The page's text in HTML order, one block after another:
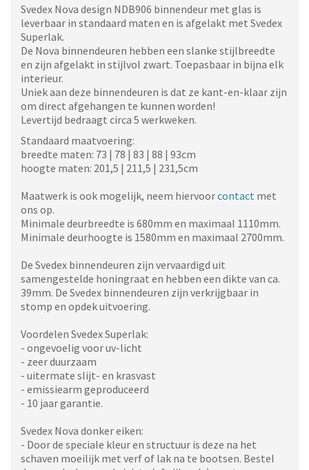
Svedex Nova design NDB906 binnendeur met glas is
leverbaar in standaard maten en is afgelakt met Svedex
Superlak.
De Nova binnendeuren hebben een slanke stijlbreedte
en zijn afgelakt in stijlvol zwart. Toepasbaar in bijna elk
interieur.
Uniek aan deze binnendeuren is dat ze kant-en-klaar zijn
om direct afgehangen te kunnen worden!
Levertijd bedraagt circa 5 werkweken.
Standaard maatvoering:
breedte maten: 73 | 78 | 83 | 88 | 93cm
hoogte maten: 201,5 | 211,5 | 231,5cm
Maatwerk is ook mogelijk, neem hiervoorcontact met
ons op.
Minimale deurbreedte is 680mm en maximaal 1110mm.
Minimale deurhoogte is 1580mm en maximaal 2700mm.
De Svedex binnendeuren zijn vervaardigd uit
samengestelde honingraat en hebben een dikte van ca.
39mm. De Svedex binnendeuren zijn verkrijgbaar in
stomp en opdek uitvoering.
Voordelen Svedex Superlak:
- ongevoelig voor uv-licht
- zeer duurzaam
- uitermate slijt- en krasvast
- emissiearm geproduceerd
- 10 jaar garantie.
Svedex Nova donker eiken:
- Door de speciale kleur en structuur is deze na het
schaven moeilijk met verf of lak na te bootsen. Bestel